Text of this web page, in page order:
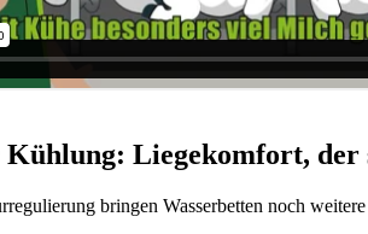
Liegekomfort, der
bringen Wasserbetten noch